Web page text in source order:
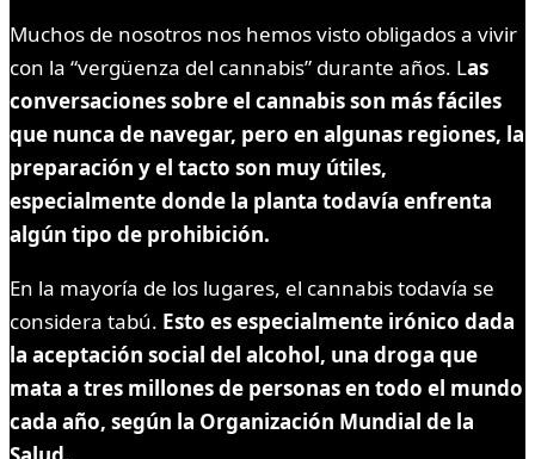
Muchos de nosotros nos hemos visto obligados a vivir
con la “vergüenza del cannabis” durante años. Las
conversaciones sobre el cannabis son más fáciles
que nunca de navegar, pero en algunas regiones, la
preparación y el tacto son muy útiles,
especialmente donde la planta todavía enfrenta
algún tipo de prohibición.
En la mayoría de los lugares, el cannabis todavía se
considera tabú. Esto es especialmente irónico dada
la aceptación social del alcohol, una droga que
mata a tres millones de personas en todo el mundo
cada año, según la Organización Mundial de la